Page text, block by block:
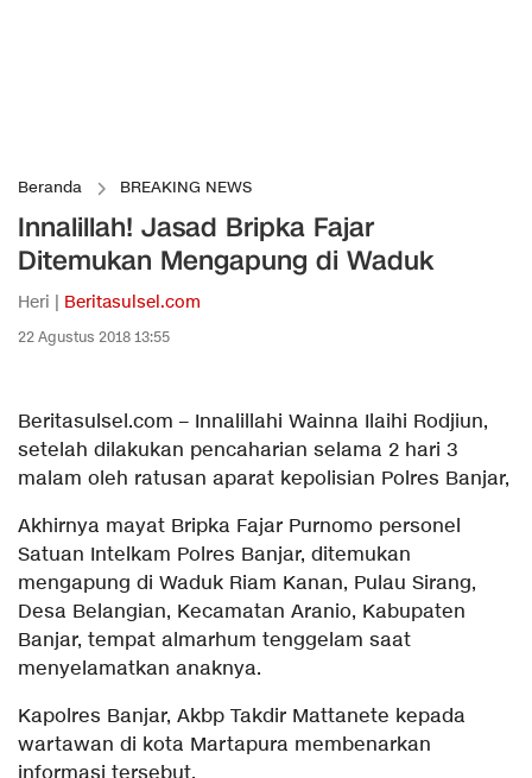
Beranda BREAKING NEWS
Innalillah! Jasad Bripka Fajar
Ditemukan Mengapung di Waduk
Heri | Beritasulsel.com
22 Agustus 2018 13:55
Beritasulsel.com – Innalillahi Wainna Ilaihi Rodjiun,
setelah dilakukan pencaharian selama 2 hari 3
malam oleh ratusan aparat kepolisian Polres Banjar,
Akhirnya mayat Bripka Fajar Purnomo personel
Satuan Intelkam Polres Banjar, ditemukan
mengapung di Waduk Riam Kanan, Pulau Sirang,
Desa Belangian, Kecamatan Aranio, Kabupaten
Banjar, tempat almarhum tenggelam saat
menyelamatkan anaknya.
Kapolres Banjar, Akbp Takdir Mattanete kepada
wartawan di kota Martapura membenarkan